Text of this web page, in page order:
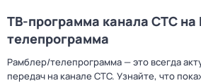
ТВ-программа канала СТС
телепрограмма
Рамблер/телепрограмма — это всегда
передач на канале СТС. Узнайте, что